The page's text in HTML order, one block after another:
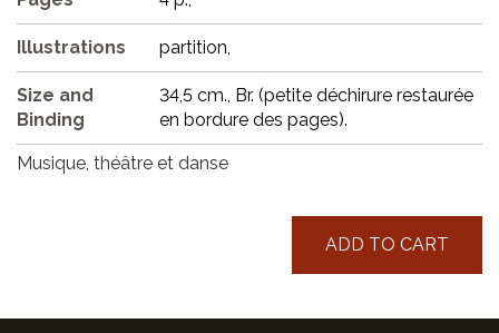
Illustrations partition,
Size and
Binding
34,5 cm., Br. (petite déchirure restaurée
en bordure des pages).
Musique, théâtre et danse
ADD TO CART